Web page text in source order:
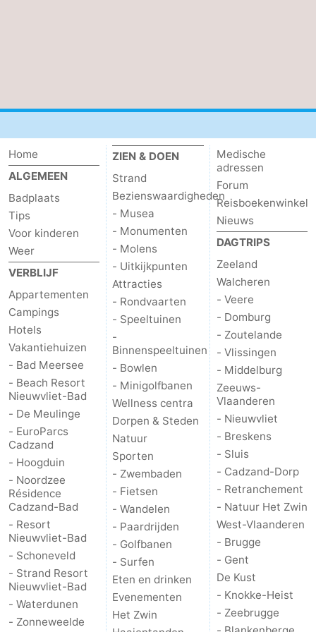
Home
ALGEMEEN
Badplaats
Tips
Voor kinderen
Weer
VERBLIJF
Appartementen
Campings
Hotels
Vakantiehuizen
- Bad Meersee
- Beach Resort
Nieuwvliet-Bad
- De Meulinge
- EuroParcs
Cadzand
- Hoogduin
- Noordzee
Résidence
Cadzand-Bad
- Resort
Nieuwvliet-Bad
- Schoneveld
- Strand Resort
Nieuwvliet-Bad
- Waterdunen
- Zonneweelde
ZIEN & DOEN
Strand
Bezienswaardigheden
- Musea
- Monumenten
- Molens
- Uitkijkpunten
Attracties
- Rondvaarten
- Speeltuinen
-
Binnenspeeltuinen
- Bowlen
- Minigolfbanen
Wellness centra
Dorpen & Steden
Natuur
Sporten
- Zwembaden
- Fietsen
- Wandelen
- Paardrijden
- Golfbanen
- Surfen
Eten en drinken
Evenementen
Het Zwin
Medische
adressen
Forum
Reisboekenwinkel
Nieuws
DAGTRIPS
Zeeland
Walcheren
- Veere
- Domburg
- Zoutelande
- Vlissingen
- Middelburg
Zeeuws-
Vlaanderen
- Nieuwvliet
- Breskens
- Sluis
- Cadzand-Dorp
- Retranchement
- Natuur Het Zwin
West-Vlaanderen
- Brugge
- Gent
De Kust
- Knokke-Heist
- Zeebrugge